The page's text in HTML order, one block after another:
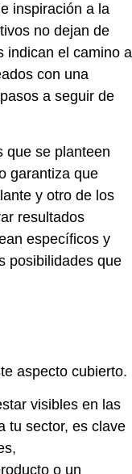
inspiración a la
no dejan de
indican el camino a
con una
a seguir de
que se planteen
garantiza que
y otro de los
resultados
específicos y
posibilidades que
aspecto cubierto.
visibles en las
tu sector, es clave
o un